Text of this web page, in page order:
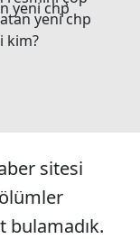
yeni chp
kim?
sitesi
bulamadık.